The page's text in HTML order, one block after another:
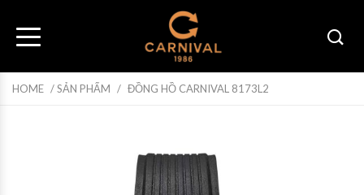
HOME /SẢN PHẨM / ĐỒNG HỒ CARNIVAL 8173L2